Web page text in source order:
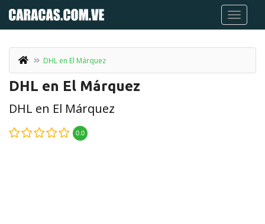
DHL en El Márquez
DHL en El Márquez
DHL en El Márquez
0.0